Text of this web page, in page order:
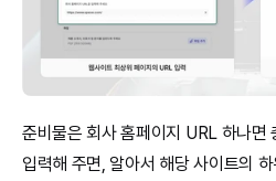
준비물은 회사 홈페이지 URL 하나
입력해 주면, 알아서 해당 사이트의